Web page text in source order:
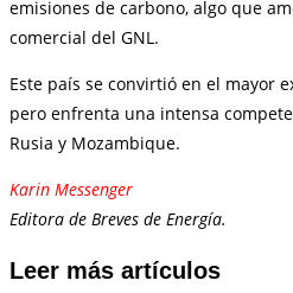
emisiones de carbono, algo que
comercial del GNL.
Este país se convirtió en el mayor
pero enfrenta una intensa
Rusia y Mozambique.
Karin Messenger
Editora de Breves de Energía.
Leer más artículos